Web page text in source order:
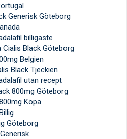
Generisk Göteborg
billigaste
Black Göteborg
Belgien
Black Tjeckien
utan recept
800mg Göteborg
Köpa
Göteborg